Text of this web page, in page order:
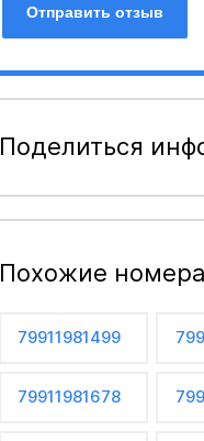
Отправить отзыв
Поделиться
Похожие номера
79911981499
79911981678